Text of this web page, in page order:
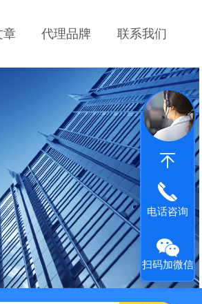
章 代理品牌 联系我们
电话咨询
扫码加微信